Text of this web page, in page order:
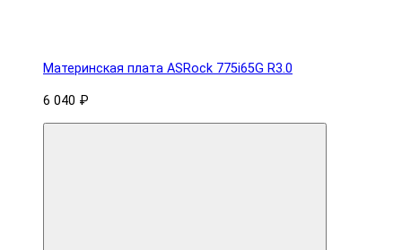
Материнская плата ASRock 775i65G R3.0
6 040 ₽